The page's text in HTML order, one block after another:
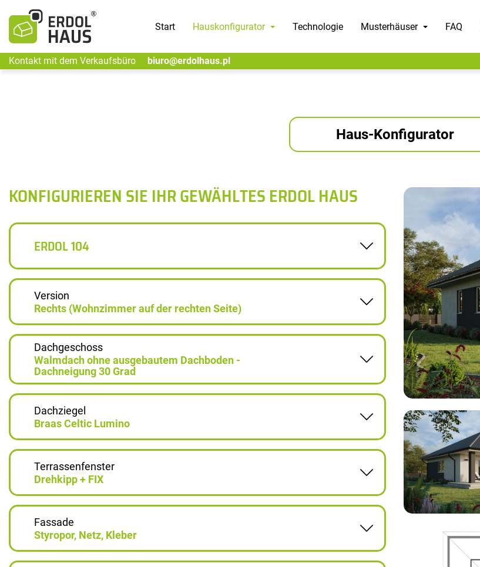
Start Hauskonfigurator Technologie Musterhäuser FAQ
Kontakt mit dem Verkaufsbüro biuro@erdolhaus.pl
Haus-Konfigurator
KONFIGURIEREN SIE IHR GEWÄHLTES ERDOL HAUS
ERDOL 104
Version
Rechts (Wohnzimmer auf der rechten Seite)
Dachgeschoss
Walmdach ohne ausgebautem Dachboden -
Dachneigung 30 Grad
Dachziegel
Braas Celtic Lumino
Terrassenfenster
Drehkipp + FIX
Fassade
Styropor, Netz, Kleber